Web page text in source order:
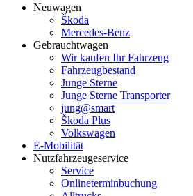
Neuwagen
Škoda
Mercedes-Benz
Gebrauchtwagen
Wir kaufen Ihr Fahrzeug
Fahrzeugbestand
Junge Sterne
Junge Sterne Transporter
jung@smart
Škoda Plus
Volkswagen
E-Mobilität
Nutzfahrzeugeservice
Service
Onlineterminbuchung